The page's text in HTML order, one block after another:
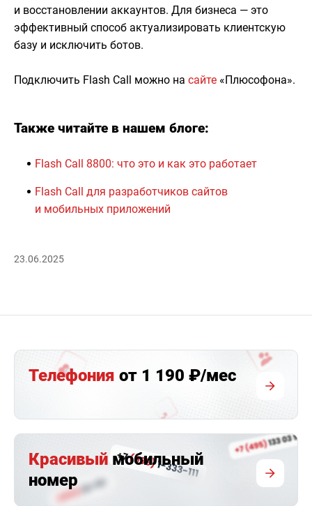
и восстановлении аккаунтов. Для бизнеса — это
эффективный способ актуализировать клиентскую
базу и исключить ботов.
Подключить Flash Call можно на сайте «Плюсофона».
Также читайте в нашем блоге:
Flash Call 8800: что это и как это работает
Flash Call для разработчиков сайтов
и мобильных приложений
23.06.2025
Телефония от 1 190 ₽/мес
Красивый мобильный
номер